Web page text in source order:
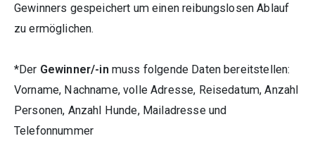
Gewinners gespeichert um einen reibungslosen Ablauf
zu ermöglichen.
*Der Gewinner/-in muss folgende Daten bereitstellen:
Vorname, Nachname, volle Adresse, Reisedatum, Anzahl
Personen, Anzahl Hunde, Mailadresse und
Telefonnummer